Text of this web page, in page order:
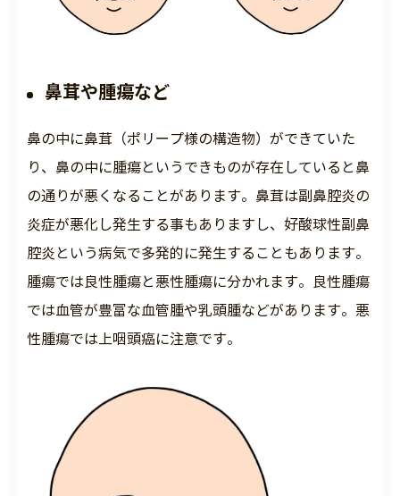
鼻茸や腫瘍など
鼻の中に鼻茸（ポリープ様の構造物）ができていた
り、鼻の中に腫瘍というできものが存在していると鼻
の通りが悪くなることがあります。鼻茸は副鼻腔炎の
炎症が悪化し発生する事もありますし、好酸球性副鼻
腔炎という病気で多発的に発生することもあります。
腫瘍では良性腫瘍と悪性腫瘍に分かれます。良性腫瘍
では血管が豊富な血管腫や乳頭腫などがあります。悪
性腫瘍では上咽頭癌に注意です。